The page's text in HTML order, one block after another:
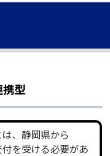
型
、静岡県から
を受ける必要があ